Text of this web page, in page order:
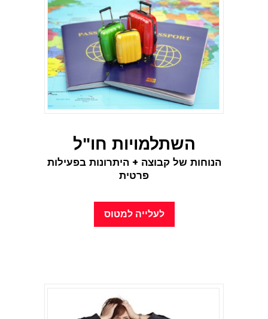
השתלמויות חו"ל
הנוחות של קבוצה +היתרונות בפעילות
פרטית
לעלייה למטוס